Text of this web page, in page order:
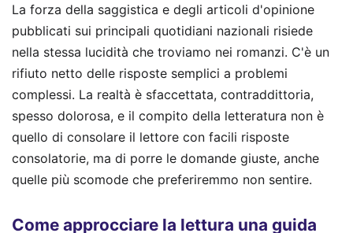
La forza della saggistica e degli articoli d'opinione
pubblicati sui principali quotidiani nazionali risiede
nella stessa lucidità che troviamo nei romanzi. C'è un
rifiuto netto delle risposte semplici a problemi
complessi. La realtà è sfaccettata, contraddittoria,
spesso dolorosa, e il compito della letteratura non è
quello di consolare il lettore con facili risposte
consolatorie, ma di porre le domande giuste, anche
quelle più scomode che preferiremmo non sentire.
Come approcciare la lettura una guida